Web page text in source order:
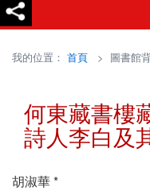
我的位置： 首頁 > 圖書館
何東藏書樓
詩人李白及
胡淑華 *